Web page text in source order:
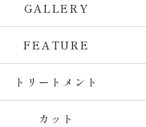
GALLERY
FEATURE
トリートメント
カット